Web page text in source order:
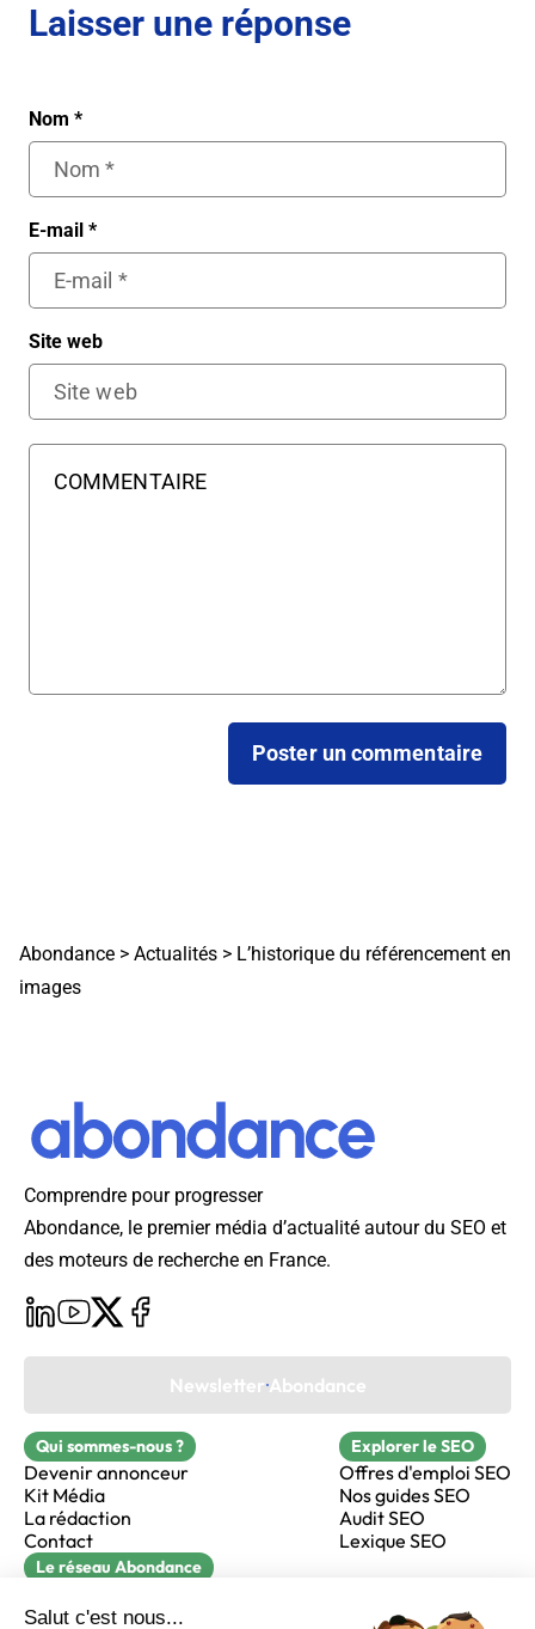
Laisser une réponse
Nom *
E-mail *
Site web
Abondance > Actualités > L’historique du référencement en
images
Comprendre pour progresser
Abondance, le premier média d’actualité autour du SEO et
des moteurs de recherche en France.
Newsletter Abondance
Qui sommes-nous ?
Devenir annonceur
Kit Média
La rédaction
Contact
Explorer le SEO
Offres d'emploi SEO
Nos guides SEO
Audit SEO
Lexique SEO
Le réseau Abondance
Réacteur